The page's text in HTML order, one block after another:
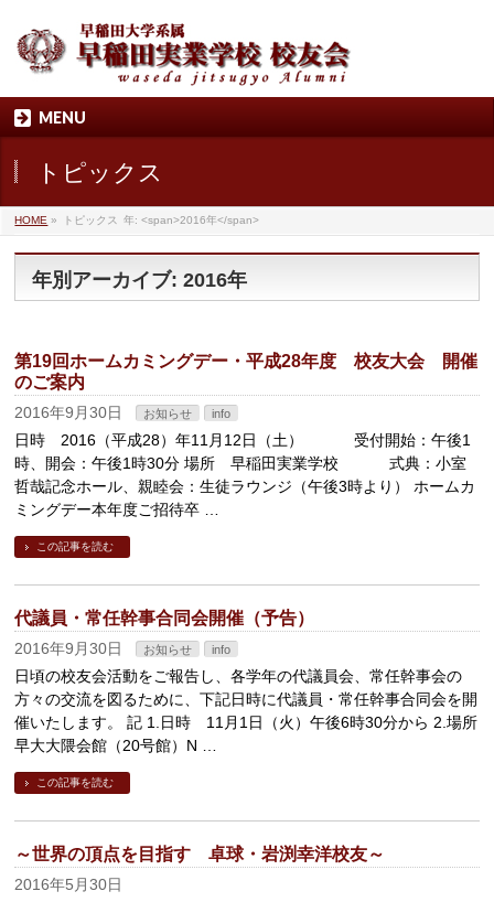
MENU
トピックス
HOME » トピックス 年: <span>2016年</span>
年別アーカイブ: 2016年
第19回ホームカミングデー・平成28年度 校友大会 開催
のご案内
2016年9月30日 お知らせ info
日時 2016（平成28）年11月12日（土） 受付開始：午後1
時、開会：午後1時30分 場所 早稲田実業学校 式典：小室
哲哉記念ホール、親睦会：生徒ラウンジ（午後3時より） ホームカ
ミングデー本年度ご招待卒 …
この記事を読む
代議員・常任幹事合同会開催（予告）
2016年9月30日 お知らせ info
日頃の校友会活動をご報告し、各学年の代議員会、常任幹事会の
方々の交流を図るために、下記日時に代議員・常任幹事合同会を開
催いたします。 記 1.日時 11月1日（火）午後6時30分から 2.場所
早大大隈会館（20号館）N …
この記事を読む
～世界の頂点を目指す 卓球・岩渕幸洋校友～
2016年5月30日